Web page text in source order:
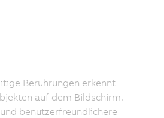
Berührungen erkennt
auf dem Bildschirm.
benutzerfreundlichere